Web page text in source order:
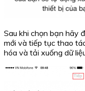
Sau khi chọn bạn hãy
mới và tiếp tục thao
hóa và tải xuống dữ